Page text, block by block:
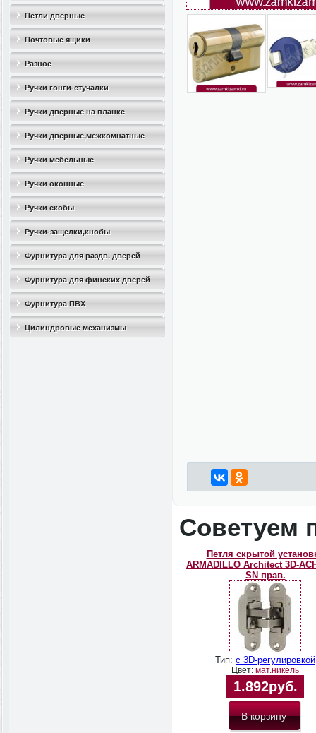
дверные(стопоры)
Петли дверные
Почтовые ящики
Разное
Ручки гонги-стучалки
Ручки дверные на планке
Ручки дверные,межкомнатные
Ручки мебельные
Ручки оконные
Ручки скобы
Ручки-защелки,кнобы
Фурнитура для раздв. дверей
Фурнитура для финских дверей
Фурнитура ПВХ
Цилиндровые механизмы
Советуем
Петля скрытой
ARMADILLO Architect 3D-
SN прав.
Тип: с 3D-регулировкой
Цвет: мат.никель
1.892руб.